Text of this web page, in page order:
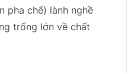
pha chế) lành nghề
trống lớn về chất